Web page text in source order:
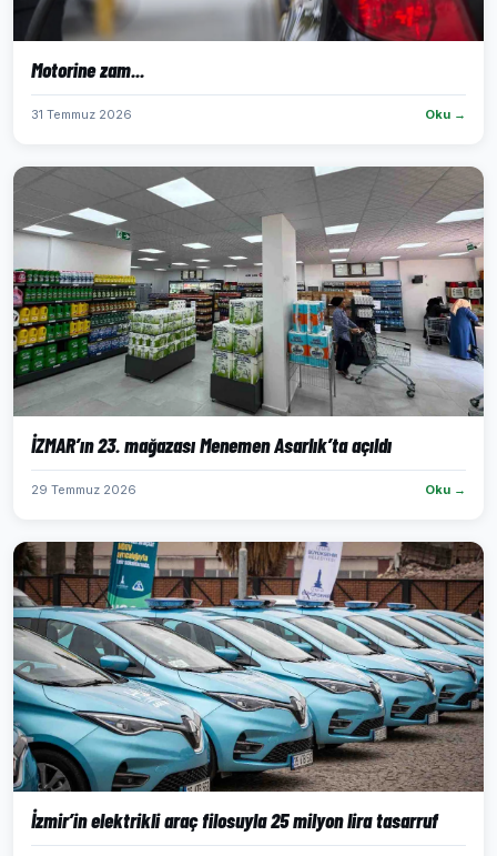
Motorine zam...
31 Temmuz 2026 Oku →
İZMAR’ın 23. mağazası Menemen Asarlık’ta açıldı
29 Temmuz 2026 Oku →
İzmir’in elektrikli araç filosuyla 25 milyon lira tasarruf